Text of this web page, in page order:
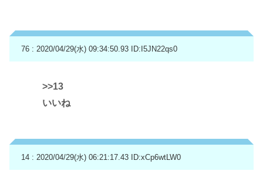
76 : 2020/04/29(水) 09:34:50.93 ID:I5JN22qs0
>>13
いいね
14 : 2020/04/29(水) 06:21:17.43 ID:xCp6wtLW0